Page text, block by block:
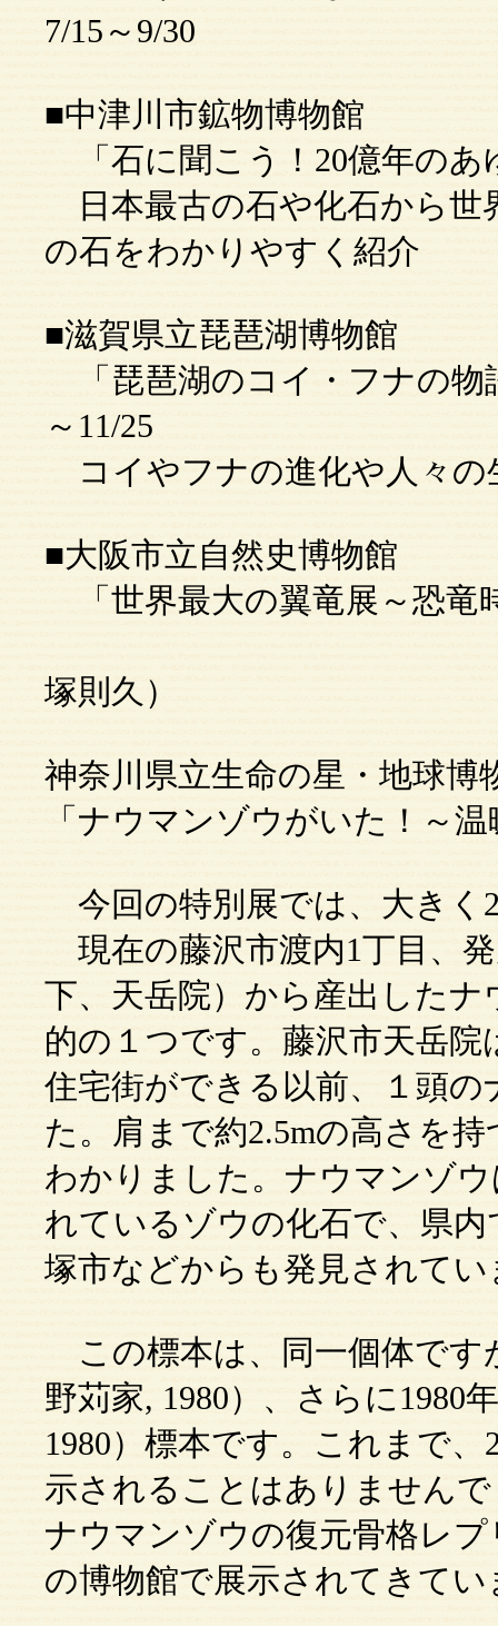
7/15～9/30
■中津川市鉱物博物館
「石に聞こう！20億年のあ
日本最古の石や化石から世
の石をわかりやすく紹介
■滋賀県立琵琶湖博物館
「琵琶湖のコイ・フナの
～11/25
コイやフナの進化や人々の
■大阪市立自然史博物館
「世界最大の翼竜展～恐竜
塚則久）
神奈川県立生命の星・地球博
「ナウマンゾウがいた！～
今回の特別展では、大きく
現在の藤沢市渡内1丁目、
下、天岳院）から産出した
的の１つです。藤沢市天岳
住宅街ができる以前、１頭
た。肩まで約2.5mの高さを
わかりました。ナウマンゾ
れているゾウの化石で、県
塚市などからも発見されてい
この標本は、同一個体です
野苅家, 1980）、さらに1980
1980）標本です。これまで
示されることはありません
ナウマンゾウの復元骨格レ
の博物館で展示されてきてい